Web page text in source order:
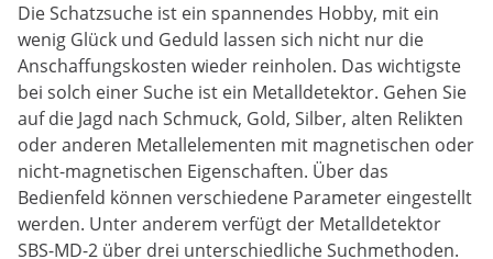
Die Schatzsuche ist ein spannendes Hobby, mit ein
wenig Glück und Geduld lassen sich nicht nur die
Anschaffungskosten wieder reinholen. Das wichtigste
bei solch einer Suche ist ein Metalldetektor. Gehen Sie
auf die Jagd nach Schmuck, Gold, Silber, alten Relikten
oder anderen Metallelementen mit magnetischen oder
nicht-magnetischen Eigenschaften. Über das
Bedienfeld können verschiedene Parameter eingestellt
werden. Unter anderem verfügt der Metalldetektor
SBS-MD-2 über drei unterschiedliche Suchmethoden.